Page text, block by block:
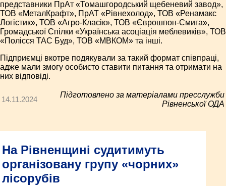
представники ПрАт «Томашгородський щебеневий завод»,
ТОВ «МеталКрафт», ПрАТ «Рівнехолод», ТОВ «Ренамакс
Логістик», ТОВ «Агро-Класік», ТОВ «Єврошпон-Смига»,
Громадської Спілки «Українська асоціація меблевиків», ТОВ
«Полісся ТАС Буд», ТОВ «МВКОМ» та інші.
Підприємці вкотре подякували за такий формат співпраці,
адже мали змогу особисто ставити питання та отримати на
них відповіді.
14.11.2024
Підготовлено за матеріалами пресслужби
Рівненської ОДА
На Рівненщині судитимуть
організовану групу «чорних»
лісорубів